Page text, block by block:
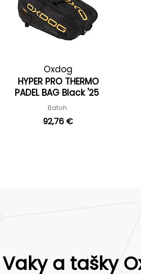
Oxdog
HYPER PRO THERMO
PADEL BAG Black '25
Batoh
92,76 €
Vaky a tašky